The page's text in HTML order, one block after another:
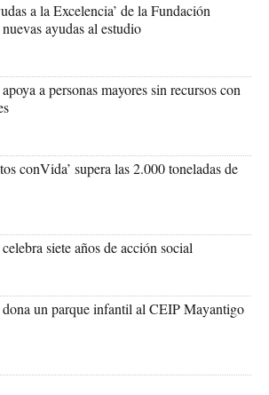
a la Excelencia’ de la Fundación
ayudas al estudio
a personas mayores sin recursos con
conVida’ supera las 2.000 toneladas de
siete años de acción social
un parque infantil al CEIP Mayantigo